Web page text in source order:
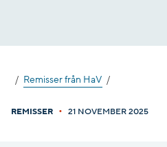
Remisser från HaV
REMISSER • 21 NOVEMBER 2025